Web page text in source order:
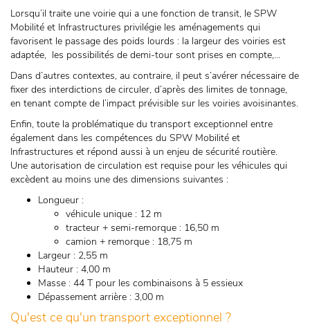
Lorsqu’il traite une voirie qui a une fonction de transit, le SPW
Mobilité et Infrastructures privilégie les aménagements qui
favorisent le passage des poids lourds : la largeur des voiries est
adaptée, les possibilités de demi-tour sont prises en compte,…
Dans d’autres contextes, au contraire, il peut s’avérer nécessaire de
fixer des interdictions de circuler, d’après des limites de tonnage,
en tenant compte de l’impact prévisible sur les voiries avoisinantes.
Enfin, toute la problématique du transport exceptionnel entre
également dans les compétences du SPW Mobilité et
Infrastructures et répond aussi à un enjeu de sécurité routière.
Une autorisation de circulation est requise pour les véhicules qui
excèdent au moins une des dimensions suivantes :
Longueur :
véhicule unique : 12 m
tracteur + semi-remorque : 16,50 m
camion + remorque : 18,75 m
Largeur : 2,55 m
Hauteur : 4,00 m
Masse : 44 T pour les combinaisons à 5 essieux
Dépassement arrière : 3,00 m
Qu'est ce qu'un transport exceptionnel ?